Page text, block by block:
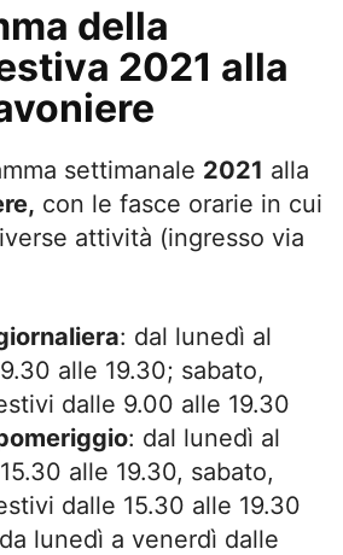
della
2021 alla
settimanale 2021 alla
con le fasce orarie in cui
attività (ingresso via
: dal lunedì al
alle 19.30; sabato,
dalle 9.00 alle 19.30
: dal lunedì al
alle 19.30, sabato,
dalle 15.30 alle 19.30
lunedì a venerdì dalle